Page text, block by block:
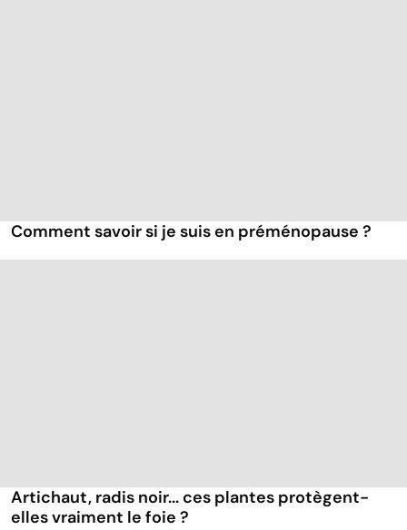
Comment savoir si je suis en préménopause ?
Artichaut, radis noir... ces plantes protègent-
elles vraiment le foie ?